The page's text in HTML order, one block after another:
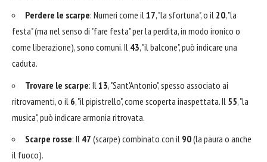
Perdere le scarpe: Numeri come il17, "la sfortuna", o il 20, "la
festa" (ma nel senso di "fare festa" per la perdita, in modo ironico o
come liberazione), sono comuni. Il 43, "il balcone", può indicare una
caduta.
Trovare le scarpe: Il 13, "Sant'Antonio", spesso associato ai
ritrovamenti, o il 6, "il pipistrello", come scoperta inaspettata. Il 55, "la
musica", può indicare armonia ritrovata.
Scarpe rosse: Il 47 (scarpe) combinato con il 90(la paura o anche
il fuoco).